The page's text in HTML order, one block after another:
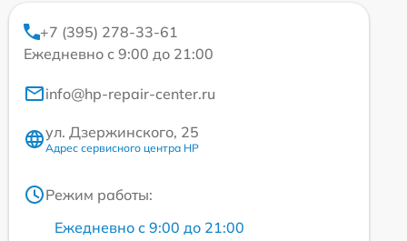
+7 (395) 278-33-61
Ежедневно с 9:00 до 21:00
info@hp-repair-center.ru
ул. Дзержинского, 25
Адрес сервисного центра HP
Режим работы:
Ежедневно с 9:00 до 21:00